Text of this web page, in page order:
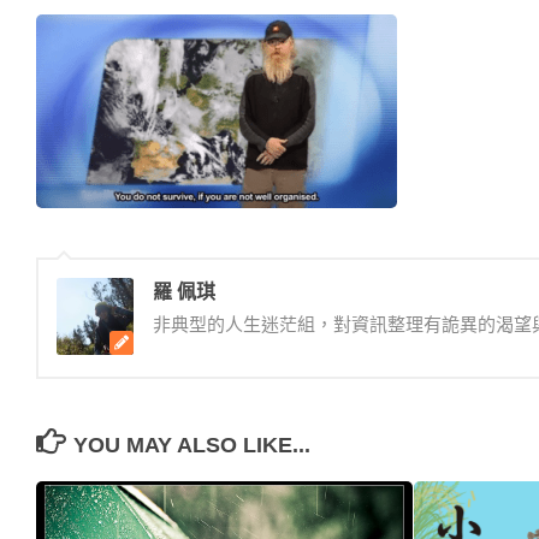
羅 佩琪
非典型的人生迷茫組，對資訊整理有詭異的渴望
YOU MAY ALSO LIKE...